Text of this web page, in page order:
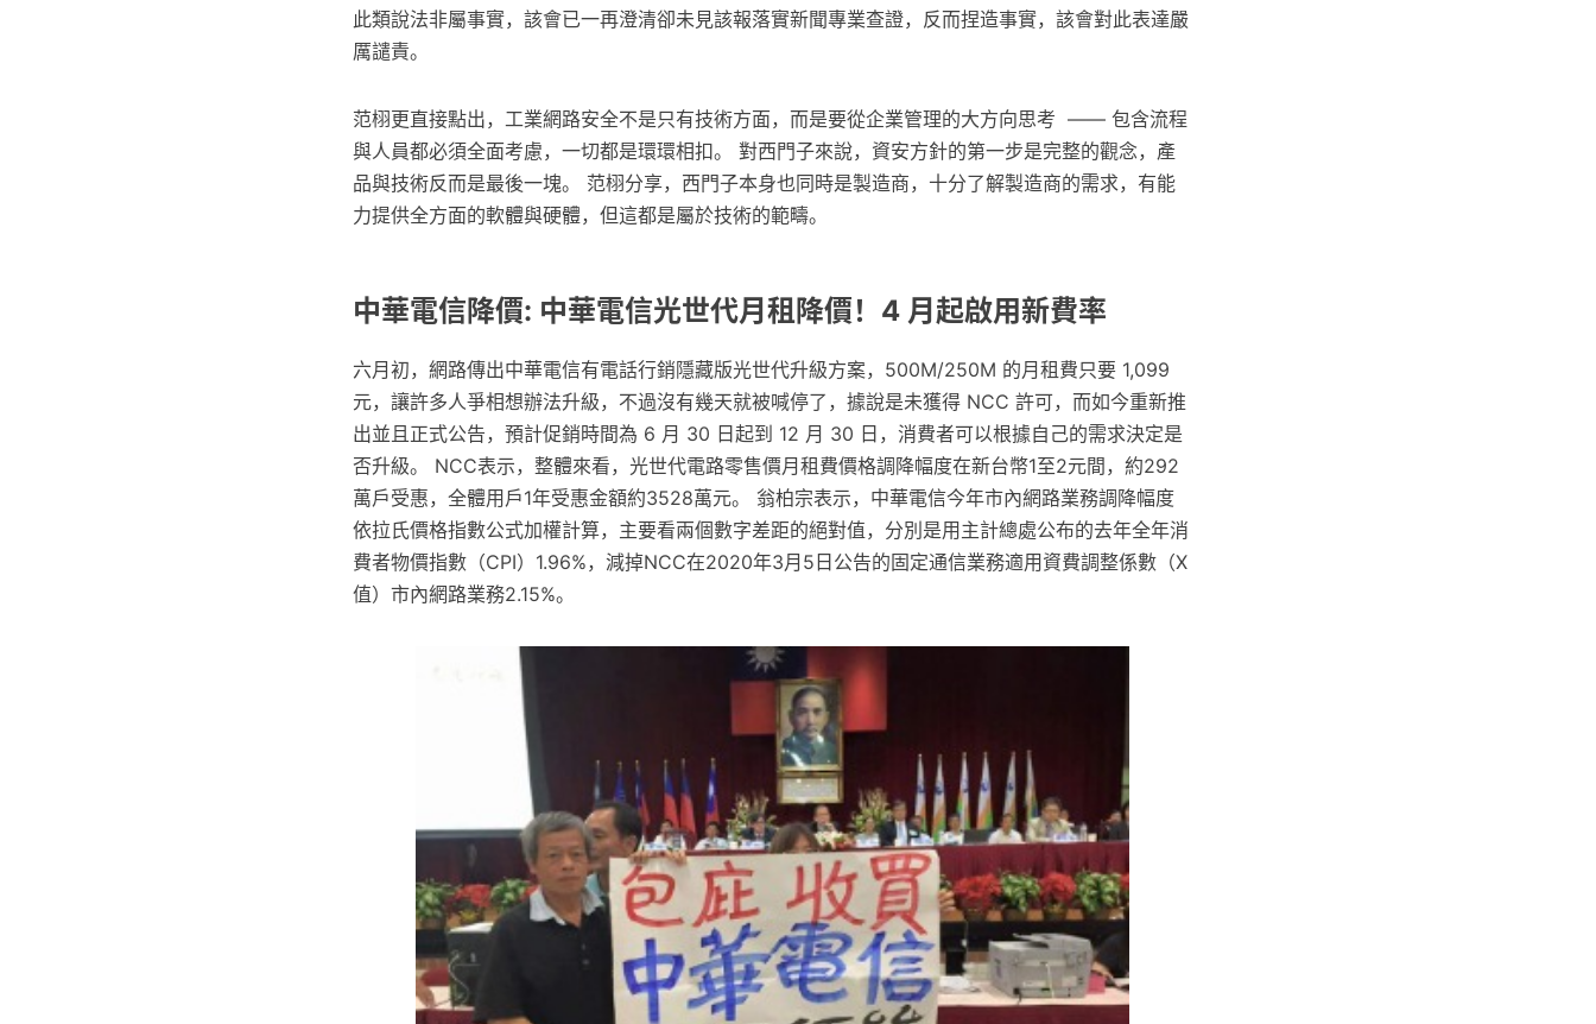
此類說法非屬事實，該會已一再澄清卻未見該報落實新聞專業查證，反而捏造事實，該會對此表達嚴
厲譴責。
范栩更直接點出，工業網路安全不是只有技術方面，而是要從企業管理的大方向思考 —— 包含流程
與人員都必須全面考慮，一切都是環環相扣。 對西門子來說，資安方針的第一步是完整的觀念，產
品與技術反而是最後一塊。 范栩分享，西門子本身也同時是製造商，十分了解製造商的需求，有能
力提供全方面的軟體與硬體，但這都是屬於技術的範疇。
中華電信降價: 中華電信光世代月租降價！4 月起啟用新費率
六月初，網路傳出中華電信有電話行銷隱藏版光世代升級方案，500M/250M 的月租費只要 1,099
元，讓許多人爭相想辦法升級，不過沒有幾天就被喊停了，據說是未獲得 NCC 許可，而如今重新推
出並且正式公告，預計促銷時間為 6 月 30 日起到 12 月 30 日，消費者可以根據自己的需求決定是
否升級。 NCC表示，整體來看，光世代電路零售價月租費價格調降幅度在新台幣1至2元間，約292
萬戶受惠，全體用戶1年受惠金額約3528萬元。 翁柏宗表示，中華電信今年市內網路業務調降幅度
依拉氏價格指數公式加權計算，主要看兩個數字差距的絕對值，分別是用主計總處公布的去年全年消
費者物價指數（CPI）1.96%，減掉NCC在2020年3月5日公告的固定通信業務適用資費調整係數（X
值）市內網路業務2.15%。